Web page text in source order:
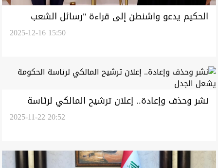
الحكيم يدعو واشنطن إلى قراءة "رسائل الشعب
2025-12-16 15:50
نشر وحذف وإعادة.. إعلان ترشيح المالكي لرئاسة
2025-11-22 20:52